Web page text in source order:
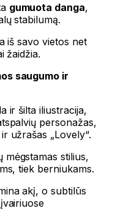
gumuota danga,
stabilumą.
iš savo vietos net
žaidžia.
saugumo ir
ir šilta iliustracija,
personažas,
užrašas „Lovely“.
mėgstamas stilius,
tiek berniukams.
akį, o subtilūs